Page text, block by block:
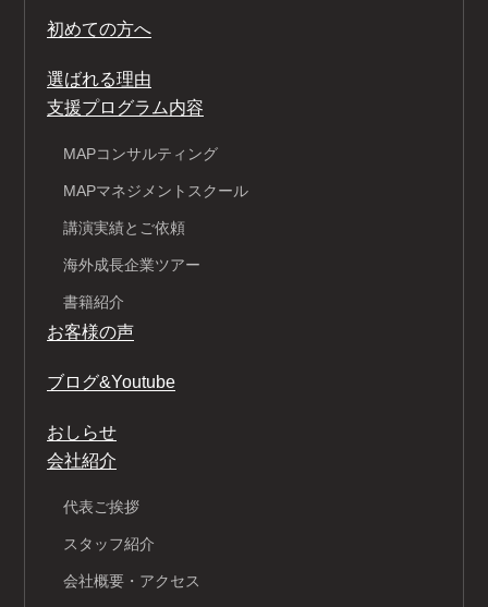
初めての方へ
選ばれる理由
支援プログラム内容
MAPコンサルティング
MAPマネジメントスクール
講演実績とご依頼
海外成長企業ツアー
書籍紹介
お客様の声
ブログ&Youtube
おしらせ
会社紹介
代表ご挨拶
スタッフ紹介
会社概要・アクセス